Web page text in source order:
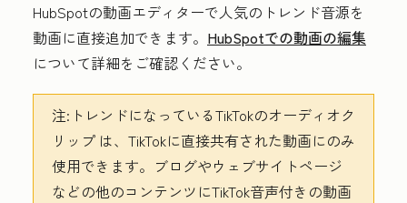
HubSpotの動画エディターで人気のトレンド音源を
動画に直接追加できます。 HubSpotでの動画の編集
について詳細をご確認ください。
注: トレンドになっているTikTokのオーディオク
リップ は、TikTokに直接共有された動画にのみ
使用できます。ブログやウェブサイトページ
などの他のコンテンツにTikTok音声付きの動画